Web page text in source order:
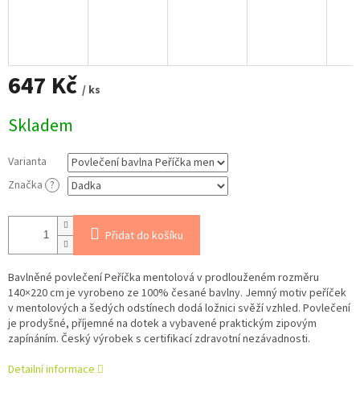
647 Kč / ks
cena:
Skladem
Varianta
Značka ?
Přidat do košíku
Bavlněné povlečení Peříčka mentolová v prodlouženém rozměru
140×220 cm je vyrobeno ze 100% česané bavlny. Jemný motiv peříček
v mentolových a šedých odstínech dodá ložnici svěží vzhled. Povlečení
je prodyšné, příjemné na dotek a vybavené praktickým zipovým
zapínáním. Český výrobek s certifikací zdravotní nezávadnosti.
Detailní informace